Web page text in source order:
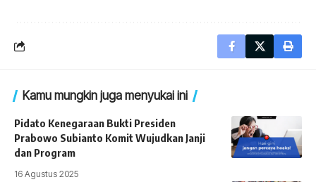
Kamu mungkin juga menyukai ini
Pidato Kenegaraan Bukti Presiden
Prabowo Subianto Komit Wujudkan Janji
dan Program
16 Agustus 2025